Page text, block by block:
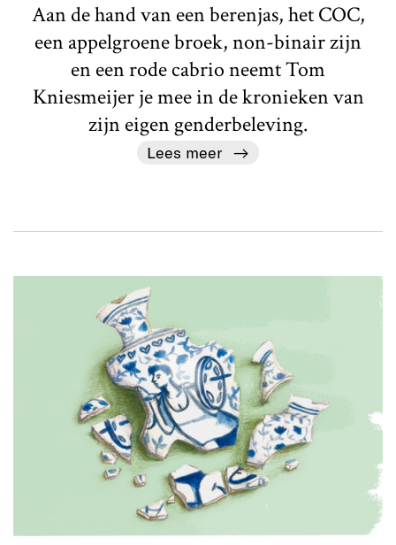
Aan de hand van een berenjas, het COC,
een appelgroene broek, non-binair zijn
en een rode cabrio neemt Tom
Kniesmeijer je mee in de kronieken van
zijn eigen genderbeleving.
Lees meer